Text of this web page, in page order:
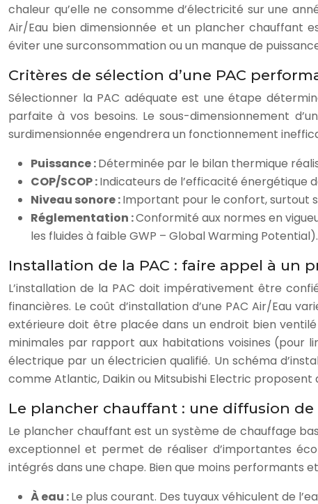
chaleur qu’elle ne consomme d’électricité sur une
Air/Eau bien dimensionnée et un plancher chauffant
éviter une surconsommation ou un manque de
Critères de sélection d’une PAC
Sélectionner la PAC adéquate est une étape
parfaite à vos besoins. Le sous-dimensionnement
surdimensionnée engendrera un fonctionnement
Puissance :Déterminée par le bilan thermique
COP/SCOP :Indicateurs de l’efficacité énergétique
Niveau sonore :Important pour le confort, surtout
Réglementation :Conformité aux normes en
les fluides à faible GWP – Global Warming Potential).
Installation de la PAC : faire appel à un
L’installation de la PAC doit impérativement être
financières. Le coût d’installation d’une PAC Air/Eau
extérieure doit être placée dans un endroit bien
minimales par rapport aux habitations voisines (pour
électrique par un électricien qualifié. Un schéma
comme Atlantic, Daikin ou Mitsubishi Electric
Le plancher chauffant : une diffusion
Le plancher chauffant est un système de chauffage
exceptionnel et permet de réaliser d’importantes
intégrés dans une chape. Bien que moins performants
À eau :Le plus courant. Des tuyaux véhiculent de